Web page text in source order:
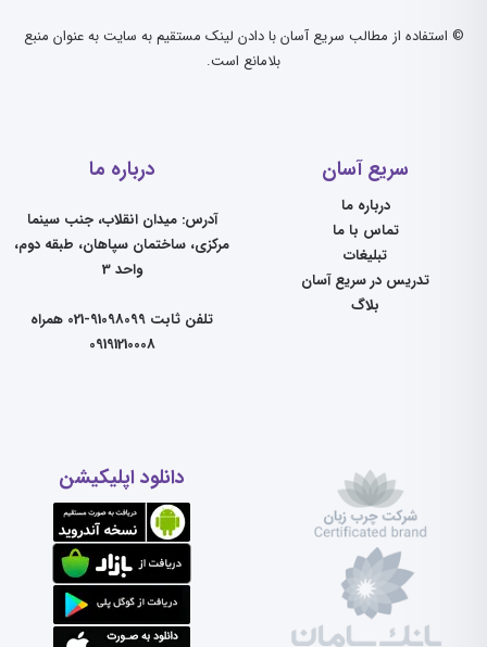
© استفاده از مطالب سریع آسان با دادن لینک مستقیم به سایت به عنوان منبع
بلامانع است.
سریع آسان
درباره ما
تماس با ما
تبلیغات
تدریس در سریع آسان
بلاگ
درباره ما
آدرس: میدان انقلاب، جنب سینما
مرکزی، ساختمان سپاهان، طبقه دوم،
واحد 3
تلفن ثابت 91098099-021 همراه
09191210008
دانلود اپلیکیشن